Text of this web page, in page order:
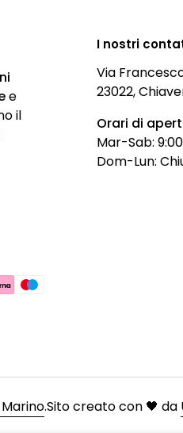
e
il
I nostri
Via
23022,
Orari di
Mar-Sab:
Dom-Lun:
.Sito creato con 🖤 da